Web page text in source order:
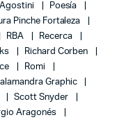
Poesía
Pinche Fortaleza
RBA
Recerca
Richard Corben
Romi
Graphic
Scott Snyder
Aragonés